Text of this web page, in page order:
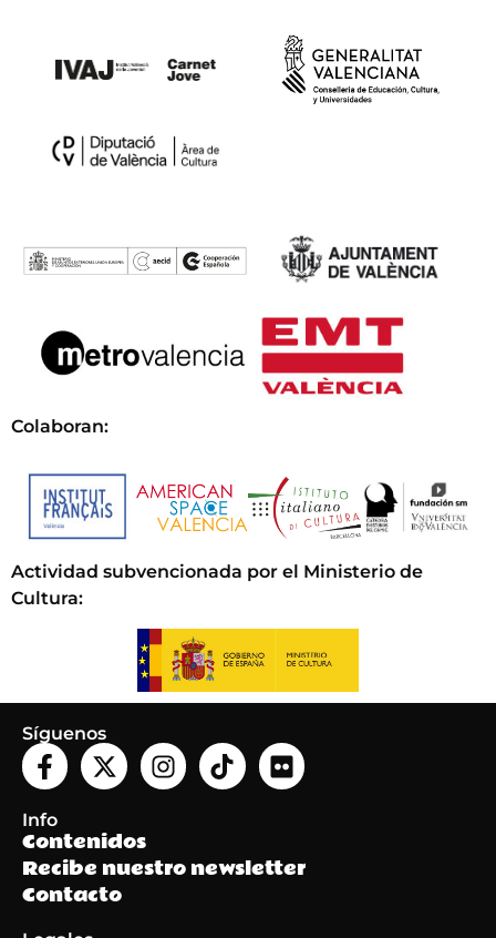
Colaboran:
Actividad subvencionada por el Ministerio de
Cultura:
Síguenos
Info
Contenidos
Recibe nuestro newsletter
Contacto